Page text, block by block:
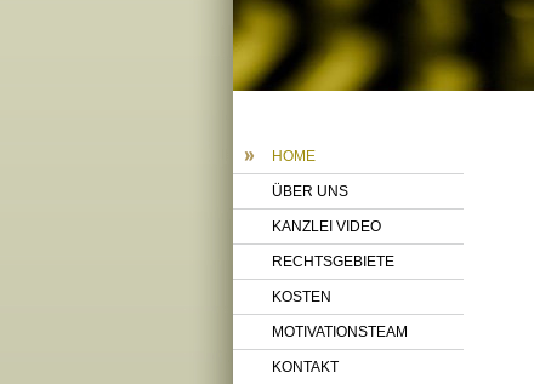
HOME
ÜBER UNS
KANZLEI VIDEO
RECHTSGEBIETE
KOSTEN
MOTIVATIONSTEAM
KONTAKT